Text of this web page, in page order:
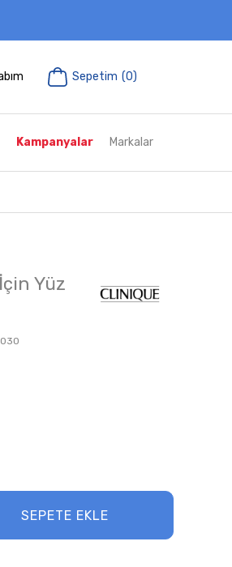
Sepetim (0)
Kampanyalar Markalar
Yüz
SEPETE EKLE